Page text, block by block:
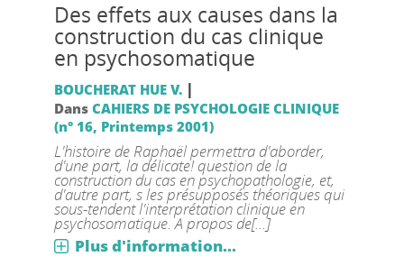
Des effets aux causes dans la
construction du cas clinique
en psychosomatique
BOUCHERAT HUE V. |
Dans CAHIERS DE PSYCHOLOGIE CLINIQUE
(n° 16, Printemps 2001)
L'histoire de Raphaël permettra d'aborder,
d'une part, la délicate! question de la
construction du cas en psychopathologie, et,
d'autre part, s les présupposés théoriques qui
sous-tendent l'interprétation clinique en
psychosomatique. A propos de[...]
Plus d'information...